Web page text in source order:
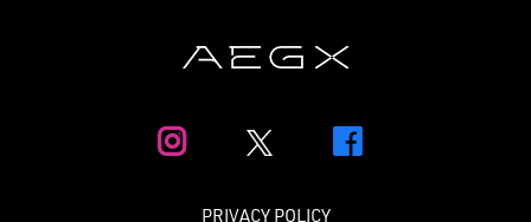
PRIVACY POLICY